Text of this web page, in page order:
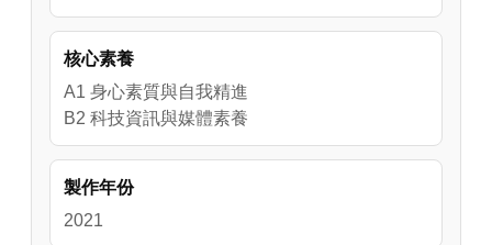
核心素養
A1 身心素質與自我精進
B2 科技資訊與媒體素養
製作年份
2021